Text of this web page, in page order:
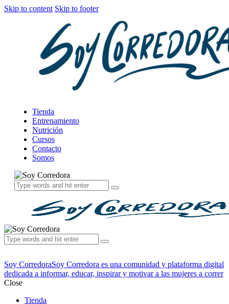
Skip to content Skip to footer
Tienda
Entrenamiento
Nutrición
Cursos
Contacto
Somos
Soy CorredoraSoy Corredora es una comunidad y plataforma digital
dedicada a informar, educar, inspirar y motivar a las mujeres a correr
Close
Tienda